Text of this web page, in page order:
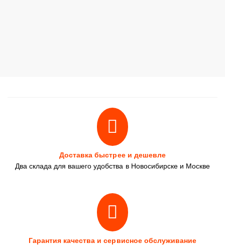
Доставка быстрее и дешевле
Два склада для вашего удобства в Новосибирске и Москве
Гарантия качества и сервисное обслуживание